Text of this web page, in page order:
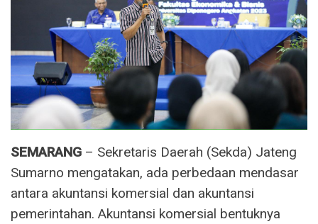
SEMARANG – Sekretaris Daerah (Sekda) Jateng
Sumarno mengatakan, ada perbedaan mendasar
antara akuntansi komersial dan akuntansi
pemerintahan. Akuntansi komersial bentuknya